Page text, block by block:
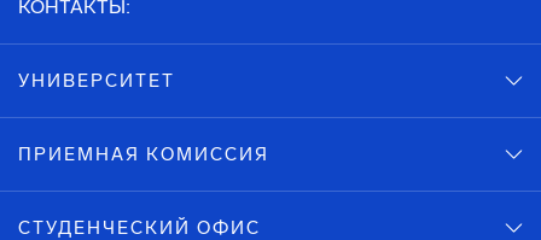
КОНТАКТЫ:
УНИВЕРСИТЕТ
ПРИЕМНАЯ КОМИССИЯ
СТУДЕНЧЕСКИЙ ОФИС